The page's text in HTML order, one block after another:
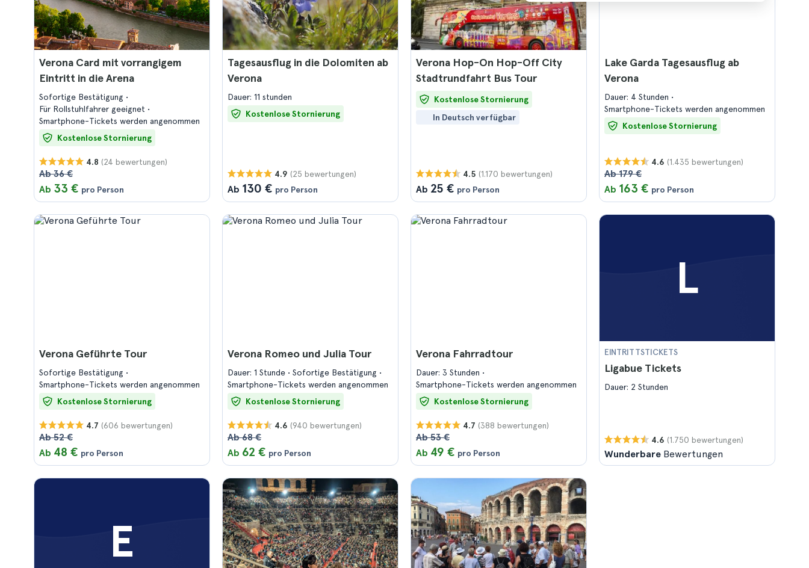
Verona Card mit vorrangigem
Eintritt in die Arena
Sofortige Bestätigung
Für Rollstuhlfahrer geeignet
Smartphone-Tickets werden angenommen
Kostenlose Stornierung
4.8 (24 bewertungen)
Ab 36 €
Ab 33 € pro Person
Tagesausflug in die Dolomiten ab
Verona
Dauer: 11 stunden
Kostenlose Stornierung
4.9 (25 bewertungen)
Ab 130 € pro Person
Verona Hop-On Hop-Off City
Stadtrundfahrt Bus Tour
Kostenlose Stornierung
In Deutsch verfügbar
4.5 (1.170 bewertungen)
Ab 25 € pro Person
Lake Garda Tagesausflug ab
Verona
Dauer: 4 Stunden
Smartphone-Tickets werden angenommen
Kostenlose Stornierung
4.6 (1.435 bewertungen)
Ab 179 €
Ab 163 € pro Person
Verona Geführte Tour
Sofortige Bestätigung
Smartphone-Tickets werden angenommen
Kostenlose Stornierung
4.7 (606 bewertungen)
Ab 52 €
Ab 48 € pro Person
Verona Romeo und Julia Tour
Dauer: 1 Stunde
Sofortige Bestätigung
Smartphone-Tickets werden angenommen
Kostenlose Stornierung
4.6 (940 bewertungen)
Ab 68 €
Ab 62 € pro Person
Verona Fahrradtour
Dauer: 3 Stunden
Smartphone-Tickets werden angenommen
Kostenlose Stornierung
4.7 (388 bewertungen)
Ab 53 €
Ab 49 € pro Person
L
EINTRITTSTICKETS
Ligabue Tickets
Dauer: 2 Stunden
4.6 (1.750 bewertungen)
Wunderbare Bewertungen
E